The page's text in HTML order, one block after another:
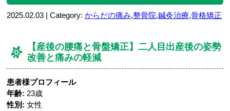
2025.02.03 | Category:からだの痛み,整骨院,鍼灸治療,骨格矯正
【産後の腰痛と骨盤矯正】二人目出産後の姿勢
改善と痛みの軽減
患者様プロフィール
年齢: 23歳
性別: 女性